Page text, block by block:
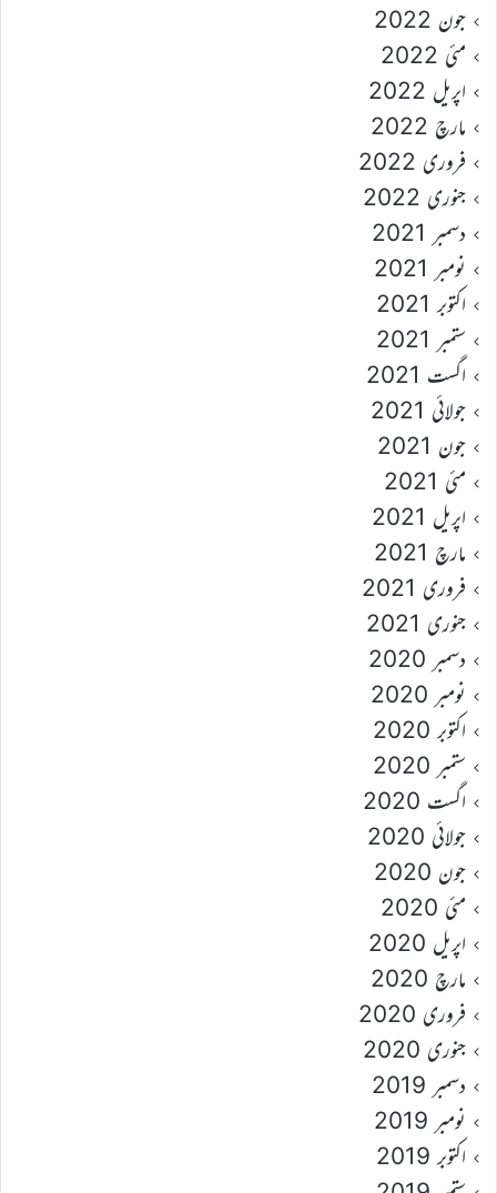
جون 2022
مئی 2022
اپریل 2022
مارچ 2022
فروری 2022
جنوری 2022
دسمبر 2021
نومبر 2021
اکتوبر 2021
ستمبر 2021
اگست 2021
جولائی 2021
جون 2021
مئی 2021
اپریل 2021
مارچ 2021
فروری 2021
جنوری 2021
دسمبر 2020
نومبر 2020
اکتوبر 2020
ستمبر 2020
اگست 2020
جولائی 2020
جون 2020
مئی 2020
اپریل 2020
مارچ 2020
فروری 2020
جنوری 2020
دسمبر 2019
نومبر 2019
اکتوبر 2019